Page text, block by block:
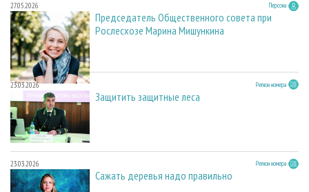
27.05.2026 Персона
Председатель Общественного совета при
Рослесхозе Марина Мишункина
23.03.2026 Регион номера
Защитить защитные леса
23.03.2026 Регион номера
Сажать деревья надо правильно